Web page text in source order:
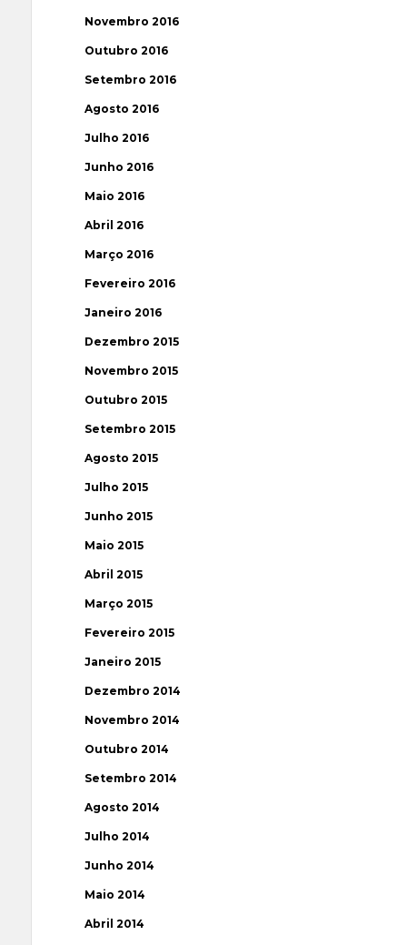
Novembro 2016
Outubro 2016
Setembro 2016
Agosto 2016
Julho 2016
Junho 2016
Maio 2016
Abril 2016
Março 2016
Fevereiro 2016
Janeiro 2016
Dezembro 2015
Novembro 2015
Outubro 2015
Setembro 2015
Agosto 2015
Julho 2015
Junho 2015
Maio 2015
Abril 2015
Março 2015
Fevereiro 2015
Janeiro 2015
Dezembro 2014
Novembro 2014
Outubro 2014
Setembro 2014
Agosto 2014
Julho 2014
Junho 2014
Maio 2014
Abril 2014